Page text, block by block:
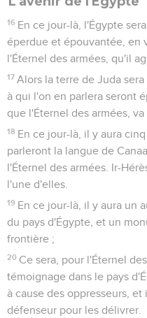
16 En ce jour-là, l'Égypte
éperdue et épouvantée, en
l'Éternel des armées, qu'il
17 Alors la terre de Juda
à qui l'on en parlera seront
que l'Éternel des armées,
18 En ce jour-là, il y aura
parleront la langue de
l'Éternel des armées. Ir-
l'une d'elles.
19 En ce jour-là, il y aura un
du pays d'Égypte, et un
frontière ;
20 Ce sera, pour l'Éternel
témoignage dans le pays
à cause des oppresseurs,
défenseur pour les délivrer.